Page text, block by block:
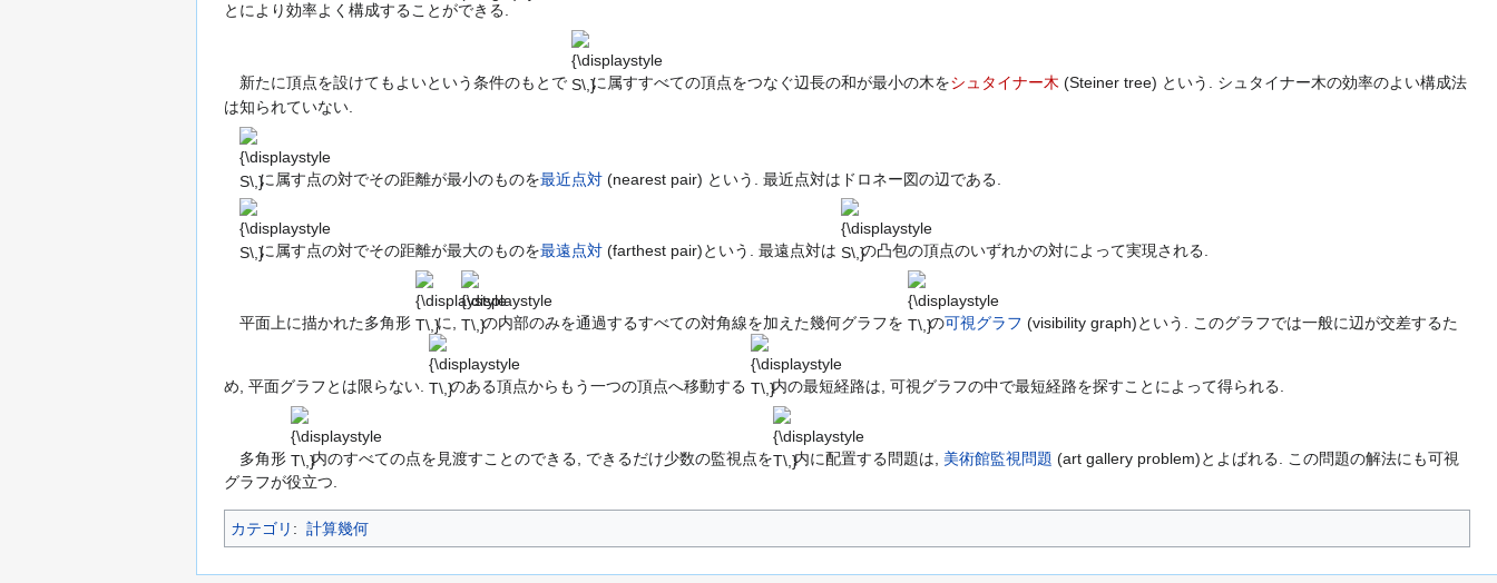
とにより効率よく構成することができる.
新たに頂点を設けてもよいという条件のもとで
{\displaystyle
S\,}
に属すすべての頂点をつなぐ辺長の和が最小の木をシュタイナー木 (Steiner tree) という. シュタイナー木の効率のよい構成法
は知られていない.
{\displaystyle
S\,}
に属す点の対でその距離が最小のものを最近点対(nearest pair) という. 最近点対はドロネー図の辺である.
{\displaystyle
S\,}
に属す点の対でその距離が最大のものを最遠点対(farthest pair)という. 最遠点対は
{\displaystyle
S\,}
の凸包の頂点のいずれかの対によって実現される.
平面上に描かれた多角形
{\displaystyle
T\,}
に,
{\displaystyle
T\,}
の内部のみを通過するすべての対角線を加えた幾何グラフを
{\displaystyle
T\,}
の可視グラフ (visibility graph)という. このグラフでは一般に辺が交差するた
め, 平面グラフとは限らない.
{\displaystyle
T\,}
のある頂点からもう一つの頂点へ移動する
{\displaystyle
T\,}
内の最短経路は, 可視グラフの中で最短経路を探すことによって得られる.
多角形
{\displaystyle
T\,}
内のすべての点を見渡すことのできる, できるだけ少数の監視点を
{\displaystyle
T\,}
内に配置する問題は, 美術館監視問題 (art gallery problem)とよばれる. この問題の解法にも可視
グラフが役立つ.
カテゴリ : 計算幾何